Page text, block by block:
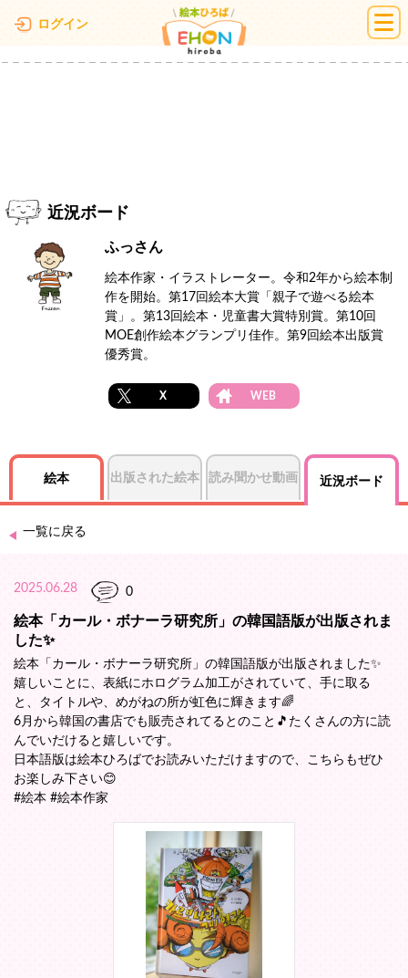
ログイン 絵本ひろば
近況ボード
ふっさん
絵本作家・イラストレーター。令和2年から絵本制
作を開始。第17回絵本大賞「親子で遊べる絵本
賞」。第13回絵本・児童書大賞特別賞。第10回
MOE創作絵本グランプリ佳作。第9回絵本出版賞
優秀賞。​
X WEB
絵本 出版された絵本 読み聞かせ動画 近況ボード
一覧に戻る
2025.06.28 0
絵本「カール・ボナーラ研究所」の韓国語版が出版されま
した✨️
絵本「カール・ボナーラ研究所」の韓国語版が出版されました✨️
嬉しいことに、表紙にホログラム加工がされていて、手に取る
と、タイトルや、めがねの所が虹色に輝きます🌈
6月から韓国の書店でも販売されてるとのこと🎵たくさんの方に読
んでいだけると嬉しいです。
日本語版は絵本ひろばでお読みいただけますので、こちらもぜひ
お楽しみ下さい😊
#絵本 #絵本作家